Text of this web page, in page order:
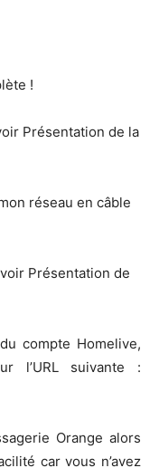
!
réseau en câble
compte Homelive,
l’URL suivante :
Orange alors
car vous n’avez